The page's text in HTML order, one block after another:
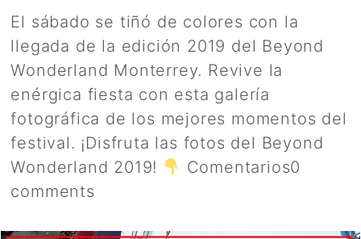
El sábado se tiñó de colores con la
llegada de la edición 2019 del Beyond
Wonderland Monterrey. Revive la
enérgica fiesta con esta galería
fotográfica de los mejores momentos del
festival. ¡Disfruta las fotos del Beyond
Wonderland 2019!
Comentarios0
comments